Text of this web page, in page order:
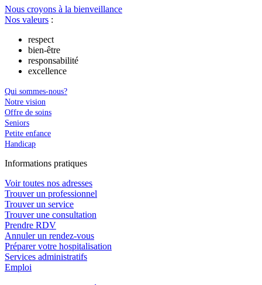
Nous croyons à la bienveillance
Nos valeurs :
respect
bien-être
responsabilité
excellence
Qui sommes-nous?
Notre vision
Offre de soins
Seniors
Petite enfance
Handicap
Informations pratiques
Voir toutes nos adresses
Trouver un professionnel
Trouver un service
Trouver une consultation
Prendre RDV
Annuler un rendez-vous
Préparer votre hospitalisation
Services administratifs
Emploi​